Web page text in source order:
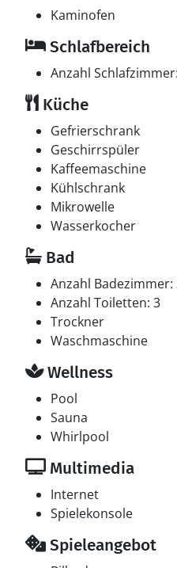
Kaminofen
Schlafbereich
Anzahl
Küche
Gefrierschrank
Geschirrspüler
Kaffeemaschine
Kühlschrank
Mikrowelle
Wasserkocher
Bad
Anzahl Badezimmer:
Anzahl Toiletten: 3
Trockner
Waschmaschine
Wellness
Pool
Sauna
Whirlpool
Multimedia
Internet
Spielekonsole
Spieleangebot